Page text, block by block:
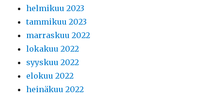
helmikuu 2023
tammikuu 2023
marraskuu 2022
lokakuu 2022
syyskuu 2022
elokuu 2022
heinäkuu 2022